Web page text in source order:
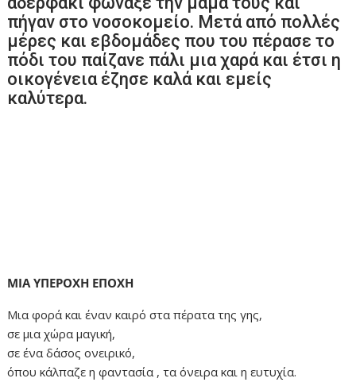
πήγαν στο νοσοκομείο. Μετά από πολλές
μέρες και εβδομάδες που του πέρασε το
πόδι του παίζανε πάλι μια χαρά και έτσι η
οικογένεια έζησε καλά και εμείς
καλύτερα.
ΜΙΑ ΥΠΕΡΟΧΗ ΕΠΟΧΗ
Μια φορά και έναν καιρό στα πέρατα της γης,
σε μια χώρα μαγική,
σε ένα δάσος ονειρικό,
όπου κάλπαζε η φαντασία , τα όνειρα και η ευτυχία.